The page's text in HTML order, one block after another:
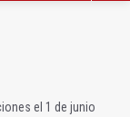
el 1 de junio